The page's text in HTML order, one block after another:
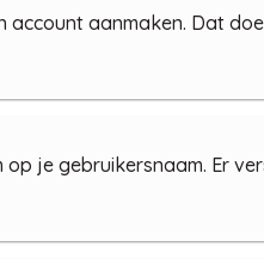
account aanmaken. Dat
je gebruikersnaam. Er